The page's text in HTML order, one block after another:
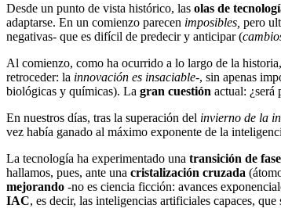
Desde un punto de vista histórico, las olas de
adaptarse. En un comienzo parecen imposibles, pero
negativas- que es difícil de predecir y anticipar (
Al comienzo, como ha ocurrido a lo largo de la
retroceder: la innovación es insaciable-, sin apenas
biológicas y químicas). La gran cuestión actual: ¿será
En nuestros días, tras la superación del invierno de la
vez había ganado al máximo exponente de la
La tecnología ha experimentado una transición de fase
hallamos, pues, ante una cristalización cruzada
mejorando -no es ciencia ficción: avances
IAC, es decir, las inteligencias artificiales capaces,